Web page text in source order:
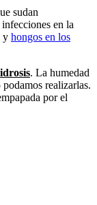
sudan
infecciones en la
y hongos en los
. La humedad
realizarlas.
por el